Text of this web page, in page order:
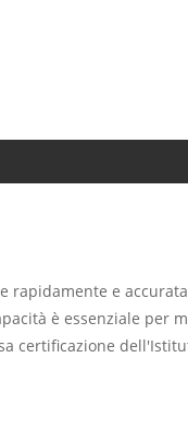
rapidamente e
è essenziale per
certificazione